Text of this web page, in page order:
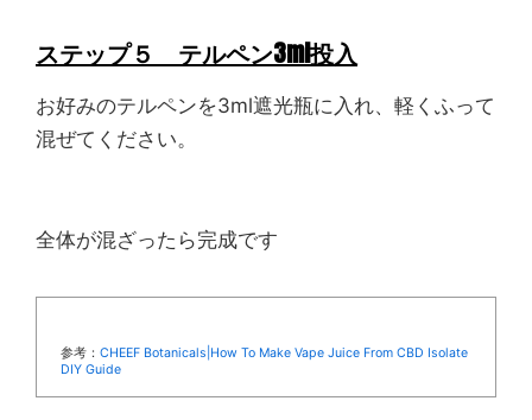
ステップ５ テルペン3ml投入
お好みのテルペンを3ml遮光瓶に入れ、軽くふって
混ぜてください。
全体が混ざったら完成です
参考： CHEEF Botanicals|How To Make Vape Juice From CBD Isolate
DIY Guide